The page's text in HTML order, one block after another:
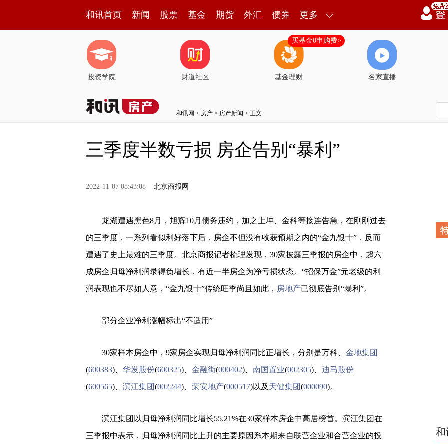
和讯首页 新闻 股票 基金 期货 外汇 债券 更多
投资学院 财道社区 基金理财
买基金0申购费>
名家直播
和讯网 > 房产 > 房产新闻 > 正文
三季度半数亏损 房企告别“暴利”
2022-11-07 08:43:08 北京商报网
龙湖遭遇黑色8月，旭辉10月债务违约，加之上坤、金科等接连告急，在刚刚过去
的三季度，一系列看似利好落下后，房企不但没有收获预期之内的“金九银十”，反而
遭遇了史上最难的三季度。北京商报记者梳理发现，30家披露三季报的房企中，超六
成房企归母净利润录得负增长，有近一半房企为净亏损状态。“招保万金”元老级的利
润表现也不尽如人意，“金九银十”传统旺季尚且如此， 房地产已彻底告别“暴利”。
部分企业净利涨幅标出“不适用”
30家样本房企中，9家房企实现归母净利润同比正增长，分别是万科、 金地集团
(600383)、 华发股份(600325)、 金融街(000402)、 南国置业(002305)、 迪马股份
(600565)、 滨江集团(002244)、 荣安地产(000517)以及 天健集团(000090)。
滨江集团以归母净利润同比增长55.21%在30家样本房企中高居榜首。滨江集团在
三季报中表示，归母净利润同比上升的主要原因系本期来自联营企业和合营企业的投
和